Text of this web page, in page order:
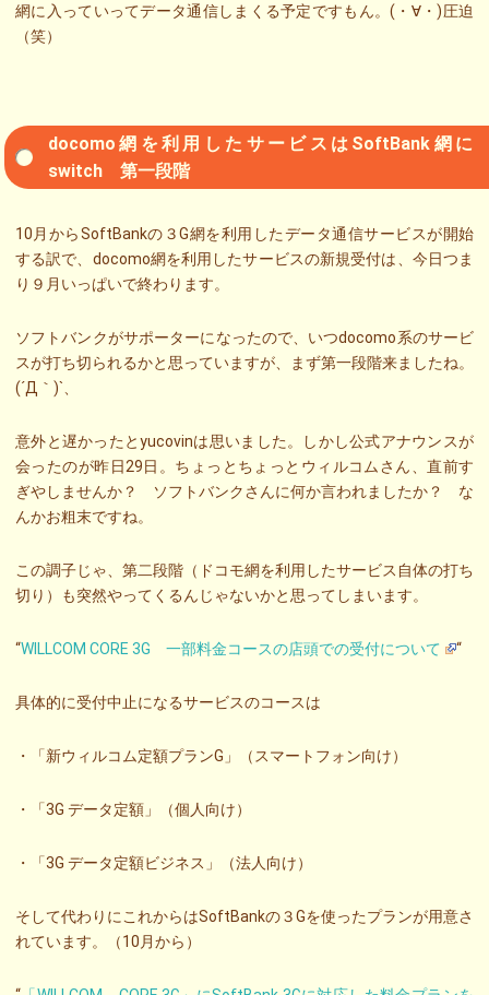
網に入っていってデータ通信しまくる予定ですもん。(・∀・)圧迫
（笑）
docomo網を利用したサービスはSoftBank網に
switch 第一段階
10月からSoftBankの３G網を利用したデータ通信サービスが開始
する訳で、docomo網を利用したサービスの新規受付は、今日つま
り９月いっぱいで終わります。
ソフトバンクがサポーターになったので、いつdocomo系のサービ
スが打ち切られるかと思っていますが、まず第一段階来ましたね。
(´Д｀)`、
意外と遅かったとyucovinは思いました。しかし公式アナウンスが
会ったのが昨日29日。ちょっとちょっとウィルコムさん、直前す
ぎやしませんか？ ソフトバンクさんに何か言われましたか？ な
んかお粗末ですね。
この調子じゃ、第二段階（ドコモ網を利用したサービス自体の打ち
切り）も突然やってくるんじゃないかと思ってしまいます。
“WILLCOM CORE 3G 一部料金コースの店頭での受付について “
具体的に受付中止になるサービスのコースは
・「新ウィルコム定額プランG」（スマートフォン向け）
・「3G データ定額」（個人向け）
・「3G データ定額ビジネス」（法人向け）
そして代わりにこれからはSoftBankの３Gを使ったプランが用意さ
れています。（10月から）